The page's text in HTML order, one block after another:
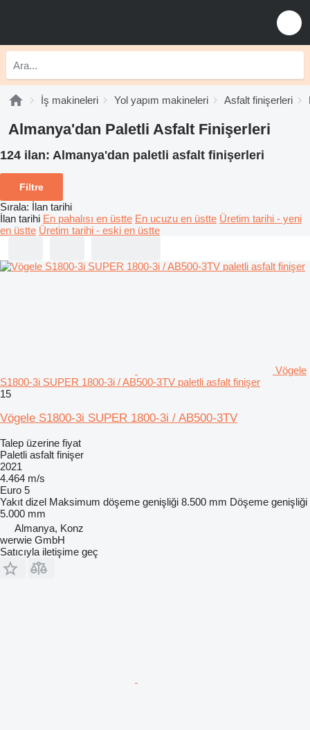
İş makineleri Yol yapım makineleri Asfalt finişerleri
Almanya'dan Paletli Asfalt Finişerleri
124 ilan: Almanya'dan paletli asfalt finişerleri
Filtre
Sırala: İlan tarihi
İlan tarihi En pahalısı en üstte En ucuzu en üstte Üretim tarihi - yeni
en üstte Üretim tarihi - eski en üstte
Vögele
S1800-3i SUPER 1800-3i / AB500-3TV paletli asfalt finişer
15
Vögele S1800-3i SUPER 1800-3i / AB500-3TV
Talep üzerine fiyat
Paletli asfalt finişer
2021
4.464 m/s
Euro 5
Yakıt dizel Maksimum döşeme genişliği 8.500 mm Döşeme genişliği
5.000 mm
Almanya, Konz
werwie GmbH
Satıcıyla iletişime geç